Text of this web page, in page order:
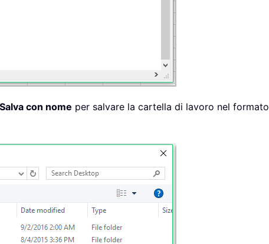
Salva con nome per salvare la cartella di lavoro nel formato